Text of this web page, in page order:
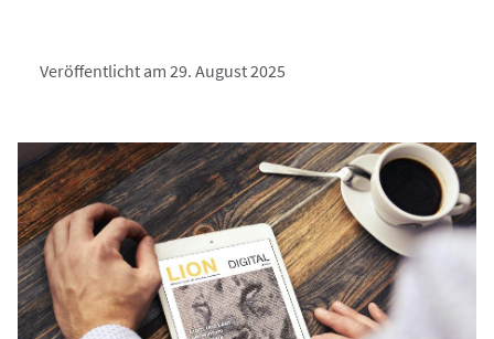
Veröffentlicht am 29. August 2025